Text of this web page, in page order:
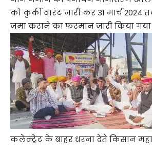
को कुर्की वारंट जारी कर 31 मार्च 2024
जमा कराने का फरमान जारी किया गया
कलेक्ट्रेट के बाहर धरना देते किसान